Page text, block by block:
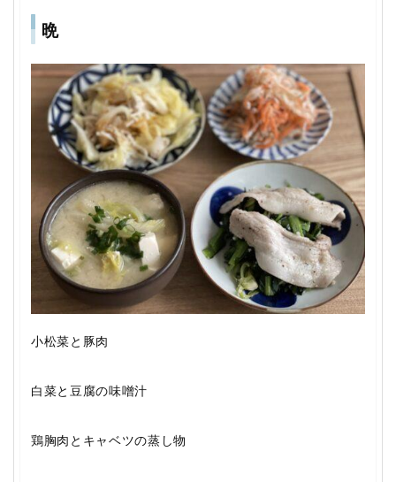
晩
小松菜と豚肉
白菜と豆腐の味噌汁
鶏胸肉とキャベツの蒸し物